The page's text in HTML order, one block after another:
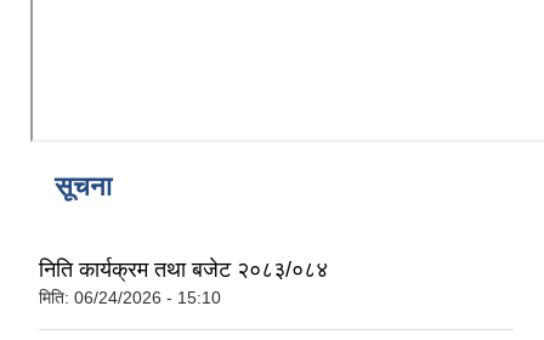
सूचना
निति कार्यक्रम तथा बजेट २०८३/०८४
मिति: 06/24/2026 - 15:10